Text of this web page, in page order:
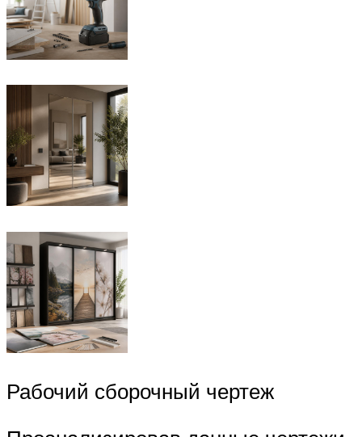
Рабочий сборочный чертеж